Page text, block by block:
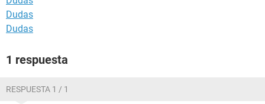
Dudas
Dudas
1 respuesta
RESPUESTA 1 / 1